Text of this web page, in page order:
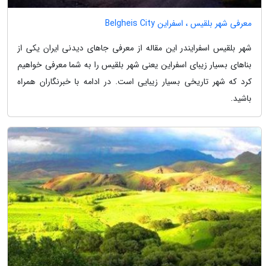
معرفی شهر بلقیس ، اسفراین Belgheis City
شهر بلقیس اسفرایندر این مقاله از معرفی جاهای دیدنی ایران یکی از
بناهای بسیار زیبای اسفراین یعنی شهر بلقیس را به شما معرفی خواهیم
کرد که شهر تاریخی بسیار زیبایی است. در ادامه با خبرنگاران همراه
باشید.